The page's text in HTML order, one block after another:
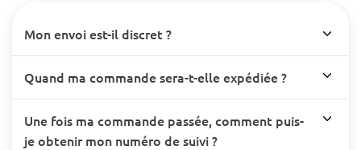
Mon envoi est-il discret ?
Quand ma commande sera-t-elle expédiée ?
Une fois ma commande passée, comment puis-
je obtenir mon numéro de suivi ?